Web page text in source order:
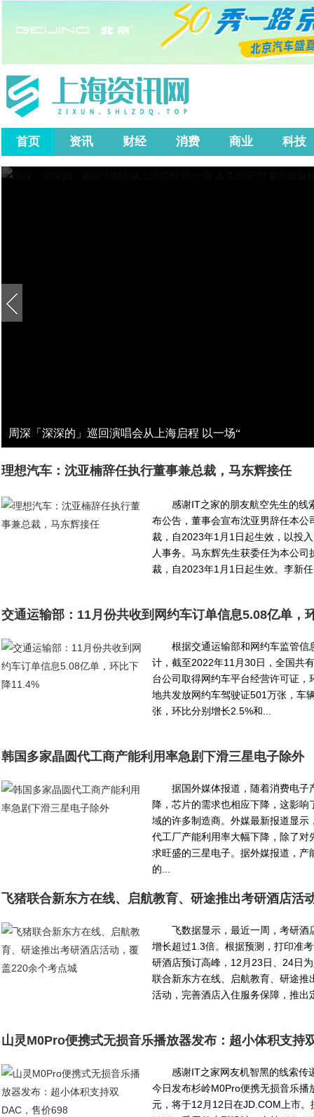
首页 资讯 财经 消费 商业 科技
周深「深深的」巡回演唱会从上海启程 以一场“
理想汽车：沈亚楠辞任执行董事兼总裁，马东辉接任
感谢IT之家的朋友航空先生的线
布公告，董事会宣布沈亚男辞任本公
裁，自2023年1月1日起生效，以投
人事务。马东辉先生获委任为本公司
裁，自2023年1月1日起生效。李新
交通运输部：11月份共收到网约车订单信息5.08亿单，
根据交通运输部和网约车监管信
计，截至2022年11月30日，全国共
台公司取得网约车平台经营许可证，
地共发放网约车驾驶证501万张，车
张，环比分别增长2.5%和...
韩国多家晶圆代工商产能利用率急剧下滑三星电子除外
据国外媒体报道，随着消费电子
降，芯片的需求也相应下降，这影响
域的许多制造商。外媒最新报道显示
代工厂产能利用率大幅下降，除了对
求旺盛的三星电子。据外媒报道，产
的...
飞猪联合新东方在线、启航教育、研途推出考研酒店活
飞数据显示，最近一周，考研酒
增长超过1.3倍。根据预测，打印准
研酒店预订高峰，12月23日、24日
联合新东方在线、启航教育、研途推
活动，完善酒店入住服务保障，推出
山灵M0Pro便携式无损音乐播放器发布：超小体积支持
感谢IT之家网友机智黑的线索传
今日发布杉岭M0Pro便携无损音乐播
元，将于12月12日在JD.COM上市。